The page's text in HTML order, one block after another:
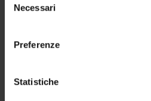
modificare o revocare il proprio
momento dalla Dichiarazione
raccogliere informazioni
geografica, con
delNecessari
Preferenze
Statistiche
GRUPPI DI RICERCA